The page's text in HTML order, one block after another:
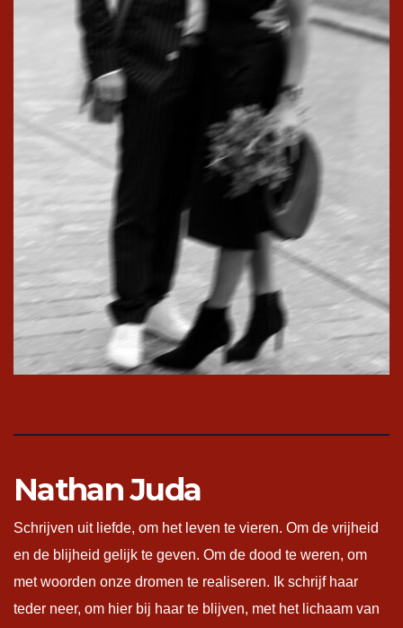
Nathan Juda
Schrijven uit liefde, om het leven te vieren. Om de vrijheid
en de blijheid gelijk te geven. Om de dood te weren, om
met woorden onze dromen te realiseren. Ik schrijf haar
teder neer, om hier bij haar te blijven, met het lichaam van